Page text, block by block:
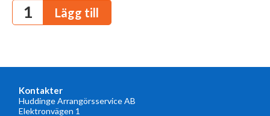
Kontakter
Huddinge Arrangörsservice AB
Elektronvägen 1